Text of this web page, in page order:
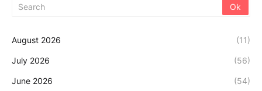
August 2026 (11)
July 2026 (56)
June 2026 (54)